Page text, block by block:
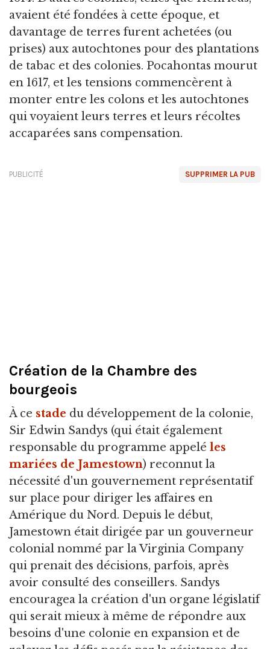
avaient été fondées à cette époque, et
davantage de terres furent achetées (ou
prises) aux autochtones pour des plantations
de tabac et des colonies. Pocahontas mourut
en 1617, et les tensions commencèrent à
monter entre les colons et les autochtones
qui voyaient leurs terres et leurs récoltes
accaparées sans compensation.
SUPPRIMER LA PUB
PUBLICITÉ
Création de la Chambre des
bourgeois
À ce stade du développement de la colonie,
Sir Edwin Sandys (qui était également
responsable du programme appelé les
mariées de Jamestown) reconnut la
nécessité d'un gouvernement représentatif
sur place pour diriger les affaires en
Amérique du Nord. Depuis le début,
Jamestown était dirigée par un gouverneur
colonial nommé par la Virginia Company
qui prenait des décisions, parfois, après
avoir consulté des conseillers. Sandys
encouragea la création d'un organe législatif
qui serait mieux à même de répondre aux
besoins d'une colonie en expansion et de